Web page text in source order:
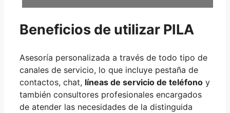
Beneficios de utilizar PILA
Asesoría personalizada a través de todo tipo de
canales de servicio, lo que incluye pestaña de
contactos, chat, líneas de servicio de teléfono y
también consultores profesionales encargados
de atender las necesidades de la distinguida